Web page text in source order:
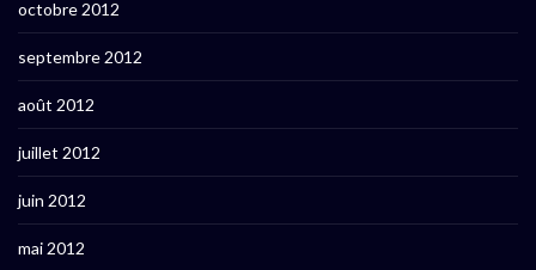
octobre 2012
septembre 2012
août 2012
juillet 2012
juin 2012
mai 2012